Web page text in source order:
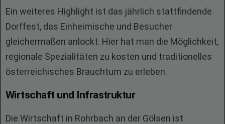
Ein weiteres Highlight ist das jährlich stattfindende
Dorffest, das Einheimische und Besucher
gleichermaßen anlockt. Hier hat man die Möglichkeit,
regionale Spezialitäten zu kosten und traditionelles
österreichisches Brauchtum zu erleben.
Wirtschaft und Infrastruktur
Die Wirtschaft in Rohrbach an der Gölsen ist